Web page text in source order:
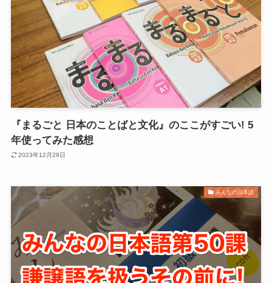
『まるごと 日本のことばと文化』のここがすごい! 5
年使ってみた感想
2023年12月29日
みんなの日本語